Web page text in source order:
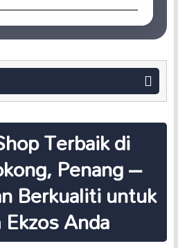
Terbaik di
Penang –
Berkualiti untuk
Anda